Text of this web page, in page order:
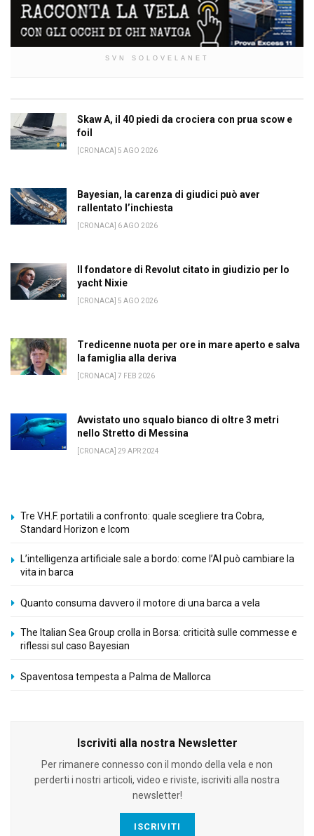
SVN SOLOVELANET
Skaw A, il 40 piedi da crociera con prua scow e
foil
[CRONACA] 5 AGO 2026
Bayesian, la carenza di giudici può aver
rallentato l’inchiesta
[CRONACA] 6 AGO 2026
Il fondatore di Revolut citato in giudizio per lo
yacht Nixie
[CRONACA] 5 AGO 2026
Tredicenne nuota per ore in mare aperto e salva
la famiglia alla deriva
[CRONACA] 7 FEB 2026
Avvistato uno squalo bianco di oltre 3 metri
nello Stretto di Messina
[CRONACA] 29 APR 2024
Tre V.H.F. portatili a confronto: quale scegliere tra Cobra,
Standard Horizon e Icom
L’intelligenza artificiale sale a bordo: come l’AI può cambiare la
vita in barca
Quanto consuma davvero il motore di una barca a vela
The Italian Sea Group crolla in Borsa: criticità sulle commesse e
riflessi sul caso Bayesian
Spaventosa tempesta a Palma de Mallorca
Iscriviti alla nostra Newsletter
Per rimanere connesso con il mondo della vela e non
perderti i nostri articoli, video e riviste, iscriviti alla nostra
newsletter!
ISCRIVITI